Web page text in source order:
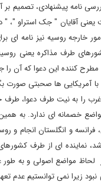
نامه پیشنهادی، تصمیم
آقایان " جک استراو "، "
خارجه روسیه نیز نامه
طرف مذاکره یعنی
کننده این دعوا که آن را
با آمریکایی ها صحبتی
را به نیت طرف دعوا،
خصمانه ای ندارد. به
فرانسه و انگلستان انجام و
نماینده ای از طرف
لحاظ مواضع اصولی و به طور
نبود زیرا نمی توانستیم عدم